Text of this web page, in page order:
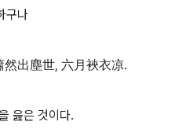
구나
出塵世, 六月裌衣凉.
읊은 것이다.